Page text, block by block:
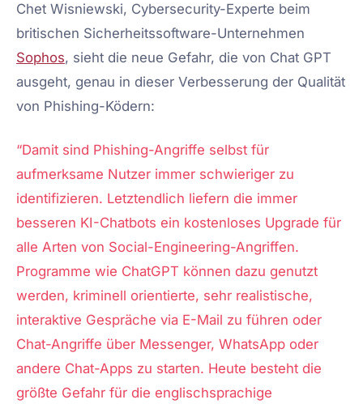
Chet Wisniewski, Cybersecurity-Experte beim
britischen Sicherheitssoftware-Unternehmen
Sophos, sieht die neue Gefahr, die von Chat GPT
ausgeht, genau in dieser Verbesserung der Qualität
von Phishing-Ködern:
“Damit sind Phishing-Angriffe selbst für
aufmerksame Nutzer immer schwieriger zu
identifizieren. Letztendlich liefern die immer
besseren KI-Chatbots ein kostenloses Upgrade für
alle Arten von Social-Engineering-Angriffen.
Programme wie ChatGPT können dazu genutzt
werden, kriminell orientierte, sehr realistische,
interaktive Gespräche via E-Mail zu führen oder
Chat-Angriffe über Messenger, WhatsApp oder
andere Chat-Apps zu starten. Heute besteht die
größte Gefahr für die englischsprachige